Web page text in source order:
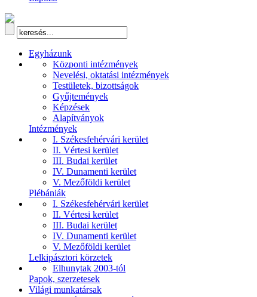
Egyházunk
Központi intézmények
Nevelési, oktatási intézmények
Testületek, bizottságok
Gyűjtemények
Képzések
Alapítványok
Intézmények
I. Székesfehérvári kerület
II. Vértesi kerület
III. Budai kerület
IV. Dunamenti kerület
V. Mezőföldi kerület
Plébániák
I. Székesfehérvári kerület
II. Vértesi kerület
III. Budai kerület
IV. Dunamenti kerület
V. Mezőföldi kerület
Lelkipásztori körzetek
Elhunytak 2003-tól
Papok, szerzetesek
Világi munkatársak